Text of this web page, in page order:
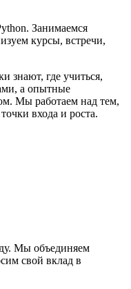
Занимаемся
курсы, встречи,
знают, где учиться,
а опытные
Мы работаем над тем,
входа и роста.
Мы объединяем
свой вклад в